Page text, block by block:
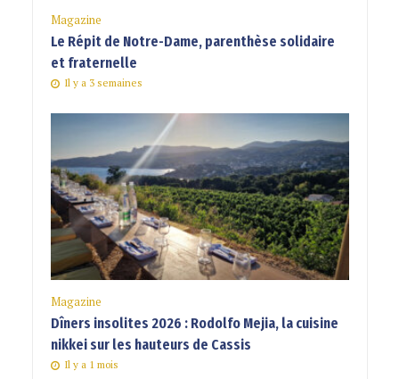
Magazine
Le Répit de Notre-Dame, parenthèse solidaire
et fraternelle
Il y a 3 semaines
Magazine
Dîners insolites 2026 : Rodolfo Mejia, la cuisine
nikkei sur les hauteurs de Cassis
Il y a 1 mois